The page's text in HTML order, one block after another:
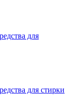
для
для стирки